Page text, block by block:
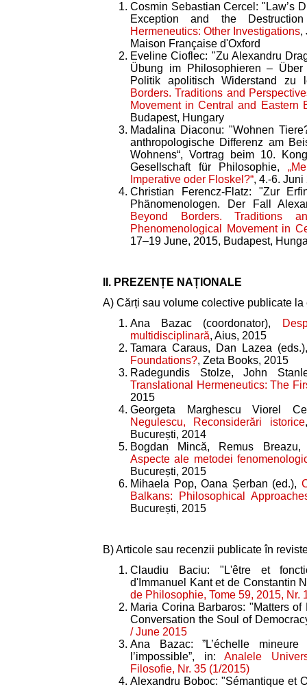
Cosmin Sebastian Cercel: "Law’s
Exception and the
Hermeneutics: Other Investigations,
Maison Française d'Oxford
Eveline Cioflec: "Zu Alexandru
Übung im Philosophieren –
Politik apolitisch Widerstand zu
Borders. Traditions and
Movement in Central and Eastern
Budapest, Hungary
Madalina Diaconu: "Wohnen
anthropologische Differenz am
Wohnens“, Vortrag beim 10.
Gesellschaft für Philosophie,
Imperative oder Floskel?“, 4.-6.
Christian Ferencz-Flatz: "Zur
Phänomenologen. Der Fall
Beyond Borders. Traditions
Phenomenological Movement in
17–19 June, 2015, Budapest,
II. PREZENȚE NAȚIONALE
A) Cărți sau volume colective publicate la
Ana Bazac (coordonator),
multidisciplinară, Aius, 2015
Tamara Caraus, Dan Lazea
Foundations?, Zeta Books, 2015
Radegundis Stolze, John
Translational Hermeneutics: The
2015
Georgeta Marghescu Viorel
Negulescu, Reconsiderări istorice
București, 2014
Bogdan Mincă, Remus
Aspecte ale metodei
București, 2015
Mihaela Pop, Oana Șerban (ed.),
Balkans: Philosophical
București, 2015
B) Articole sau recenzii publicate în
Claudiu Baciu: "L'être et
d'Immanuel Kant et de Constantin
de Philosophie, Tome 59, 2015, Nr.
Maria Corina Barbaros: "Matters
Conversation the Soul of
/ June 2015
Ana Bazac: ”L’échelle
l’impossible”, in: Analele
Filosofie, Nr. 35 (1/2015)
Alexandru Boboc: "Sémantique et